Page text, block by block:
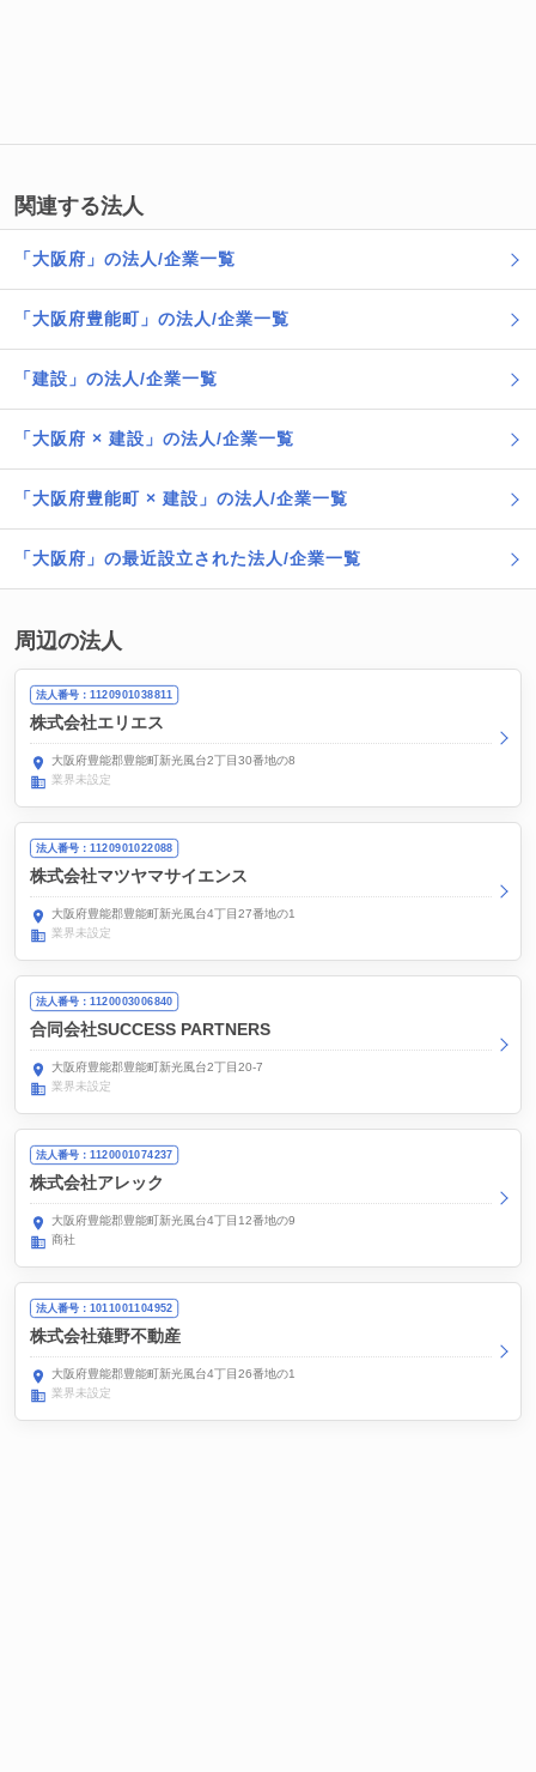
関連する法人
「大阪府」の法人/企業一覧
「大阪府豊能町」の法人/企業一覧
「建設」の法人/企業一覧
「大阪府 × 建設」の法人/企業一覧
「大阪府豊能町 × 建設」の法人/企業一覧
「大阪府」の最近設立された法人/企業一覧
周辺の法人
法人番号：1120901038811
株式会社エリエス
大阪府豊能郡豊能町新光風台2丁目30番地の8
業界未設定
法人番号：1120901022088
株式会社マツヤマサイエンス
大阪府豊能郡豊能町新光風台4丁目27番地の1
業界未設定
法人番号：1120003006840
合同会社SUCCESS PARTNERS
大阪府豊能郡豊能町新光風台2丁目20-7
業界未設定
法人番号：1120001074237
株式会社アレック
大阪府豊能郡豊能町新光風台4丁目12番地の9
商社
法人番号：1011001104952
株式会社薙野不動産
大阪府豊能郡豊能町新光風台4丁目26番地の1
業界未設定